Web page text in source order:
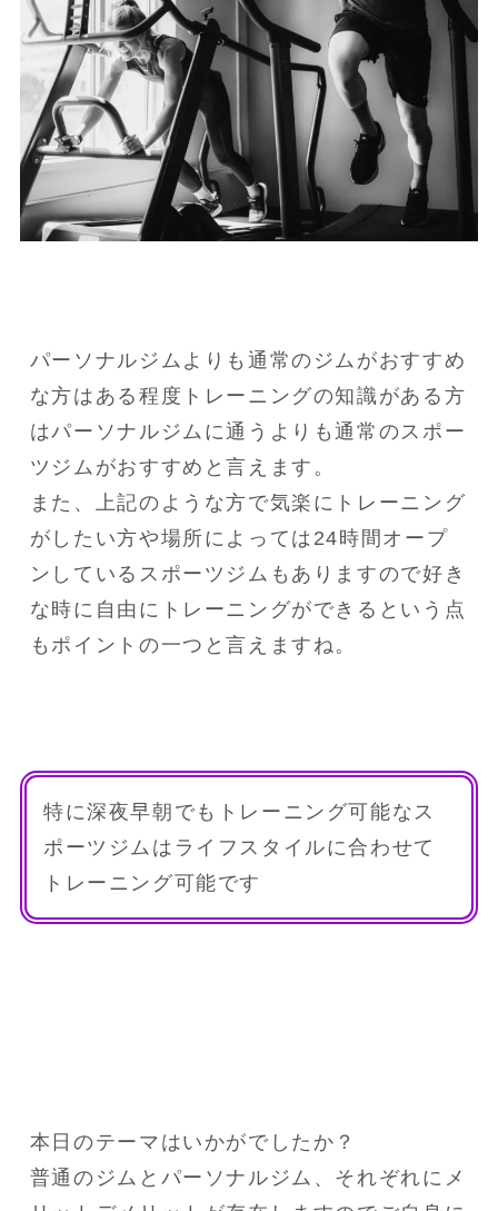
パーソナルジムよりも通常のジムがおすすめ
な方はある程度トレーニングの知識がある方
はパーソナルジムに通うよりも通常のスポー
ツジムがおすすめと言えます。
また、上記のような方で気楽にトレーニング
がしたい方や場所によっては24時間オープ
ンしているスポーツジムもありますので好き
な時に自由にトレーニングができるという点
もポイントの一つと言えますね。
特に深夜早朝でもトレーニング可能なス
ポーツジムはライフスタイルに合わせて
トレーニング可能です
本日のテーマはいかがでしたか？
普通のジムとパーソナルジム、それぞれにメ